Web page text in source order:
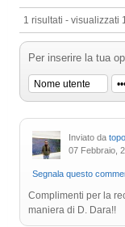
1 risultati - visualizzati
Per inserire la tua
Inviato da
07 Febbraio,
Segnala questo
Complimenti per la
maniera di D. Dara!!